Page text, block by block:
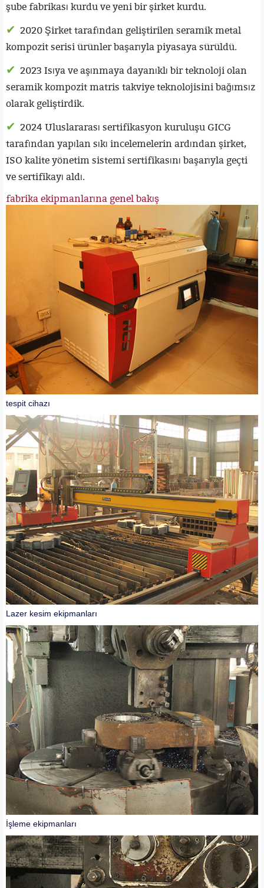
şube fabrikası kurdu ve yeni bir şirket kurdu.
✔ 2020 Şirket tarafından geliştirilen seramik metal
kompozit serisi ürünler başarıyla piyasaya sürüldü.
✔ 2023 Isıya ve aşınmaya dayanıklı bir teknoloji olan
seramik kompozit matris takviye teknolojisini bağımsız
olarak geliştirdik.
✔ 2024 Uluslararası sertifikasyon kuruluşu GICG
tarafından yapılan sıkı incelemelerin ardından şirket,
ISO kalite yönetim sistemi sertifikasını başarıyla geçti
ve sertifikayı aldı.
fabrika ekipmanlarına genel bakış
tespit cihazı
Lazer kesim ekipmanları
İşleme ekipmanları